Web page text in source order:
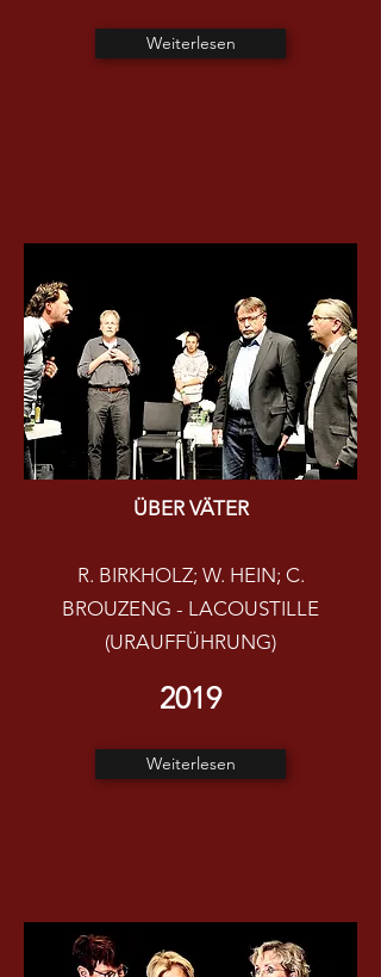
Weiterlesen
ÜBER VÄTER
R. BIRKHOLZ; W. HEIN; C.
BROUZENG - LACOUSTILLE
(URAUFFÜHRUNG)
2019
Weiterlesen